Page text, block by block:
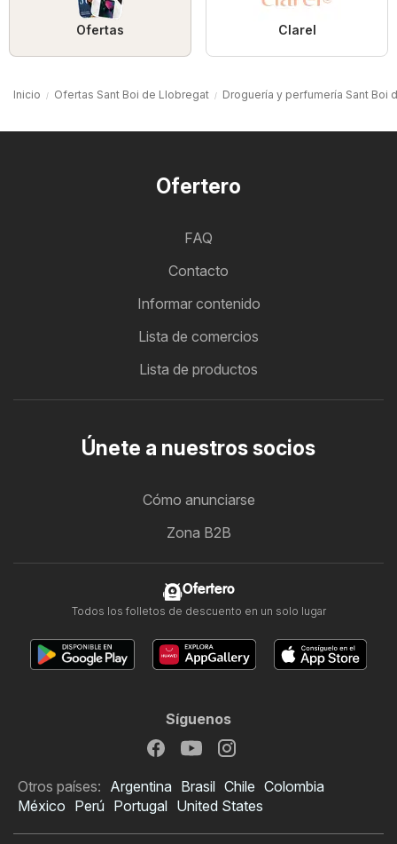
Ofertas Clarel
Inicio Ofertas Sant Boi de Llobregat Droguería y perfumería Sant Boi
Ofertero
FAQ
Contacto
Informar contenido
Lista de comercios
Lista de productos
Únete a nuestros socios
Cómo anunciarse
Zona B2B
Ofertero
Todos los folletos de descuento en un solo lugar
Síguenos
Otros países: Argentina Brasil Chile Colombia
México Perú Portugal United States